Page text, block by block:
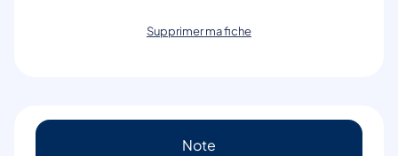
Supprimer ma fiche
Note